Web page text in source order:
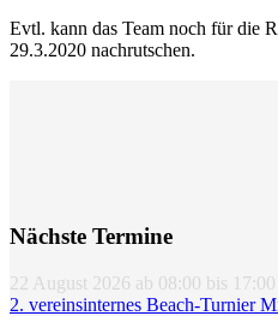
Evtl. kann das Team noch für die
29.3.2020 nachrutschen.
Nächste Termine
22 August 2026 ab 08:00 bis 17:00
2. vereinsinternes Beach-Turnier